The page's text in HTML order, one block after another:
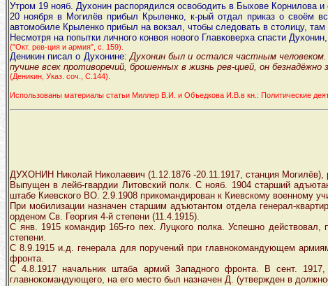
Утром 19 нояб. Духонин распорядился освободить в Быхове Корнилова и
20 ноября в Могилёв прибыл Крыленко, к-рый отдал приказ о своём
автомобиле Крыленко прибыл на вокзал, чтобы следовать в столицу,
Несмотря на попытки личного конвоя нового Главковерха спасти
("Окт. рев-ция и армия", с. 159).
Деникин писал о Духонине:Духонин был и остался частным
пучине всех противоречий, брошенных в жизнь рев-цией, он безнадёжно
(Деникин, Указ. соч., С.144).
Использованы материалы статьи Миллер В.И. и Объедкова И.В.в кн.: Политические
ДУХОНИН Николай Николаевич (1.12.1876 -20.11.1917, станция Могилёв),
Выпущен в лейб-гвардии Литовский полк. С нояб. 1904 старший
штабе Киевского ВО. 2.9.1908 прикомандирован к Киевскому военному
При мобилизации назначен старшим адъютантом отдела генерал-
орденом Св. Георгия 4-й степени (11.4.1915).
С янв. 1915 командир 165-го пех. Луцкого полка. Успешно
степени.
С 8.9.1915 и.д. генерала для поручений при главнокомандующем
фронта.
С 4.8.1917 начальник штаба армий Западного фронта. В сент.
главнокомандующего, на его место был назначен Д. (утвержден в